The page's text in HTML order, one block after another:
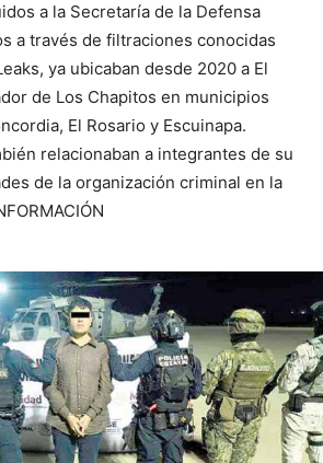
a la Secretaría de la Defensa
a través de filtraciones conocidas
ya ubicaban desde 2020 a El
de Los Chapitos en municipios
El Rosario y Escuinapa.
relacionaban a integrantes de su
de la organización criminal en la